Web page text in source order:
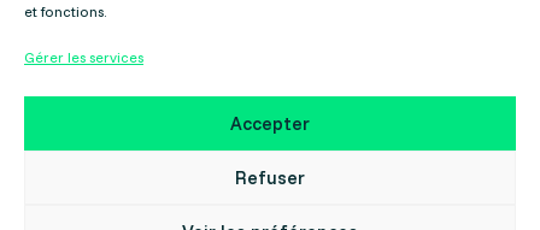
et fonctions.
Gérer les services
Accepter
Refuser
Politique de confidentialité
Copyright ©2025 Gers Numérique – Réalisé par le
Collectif Cosme